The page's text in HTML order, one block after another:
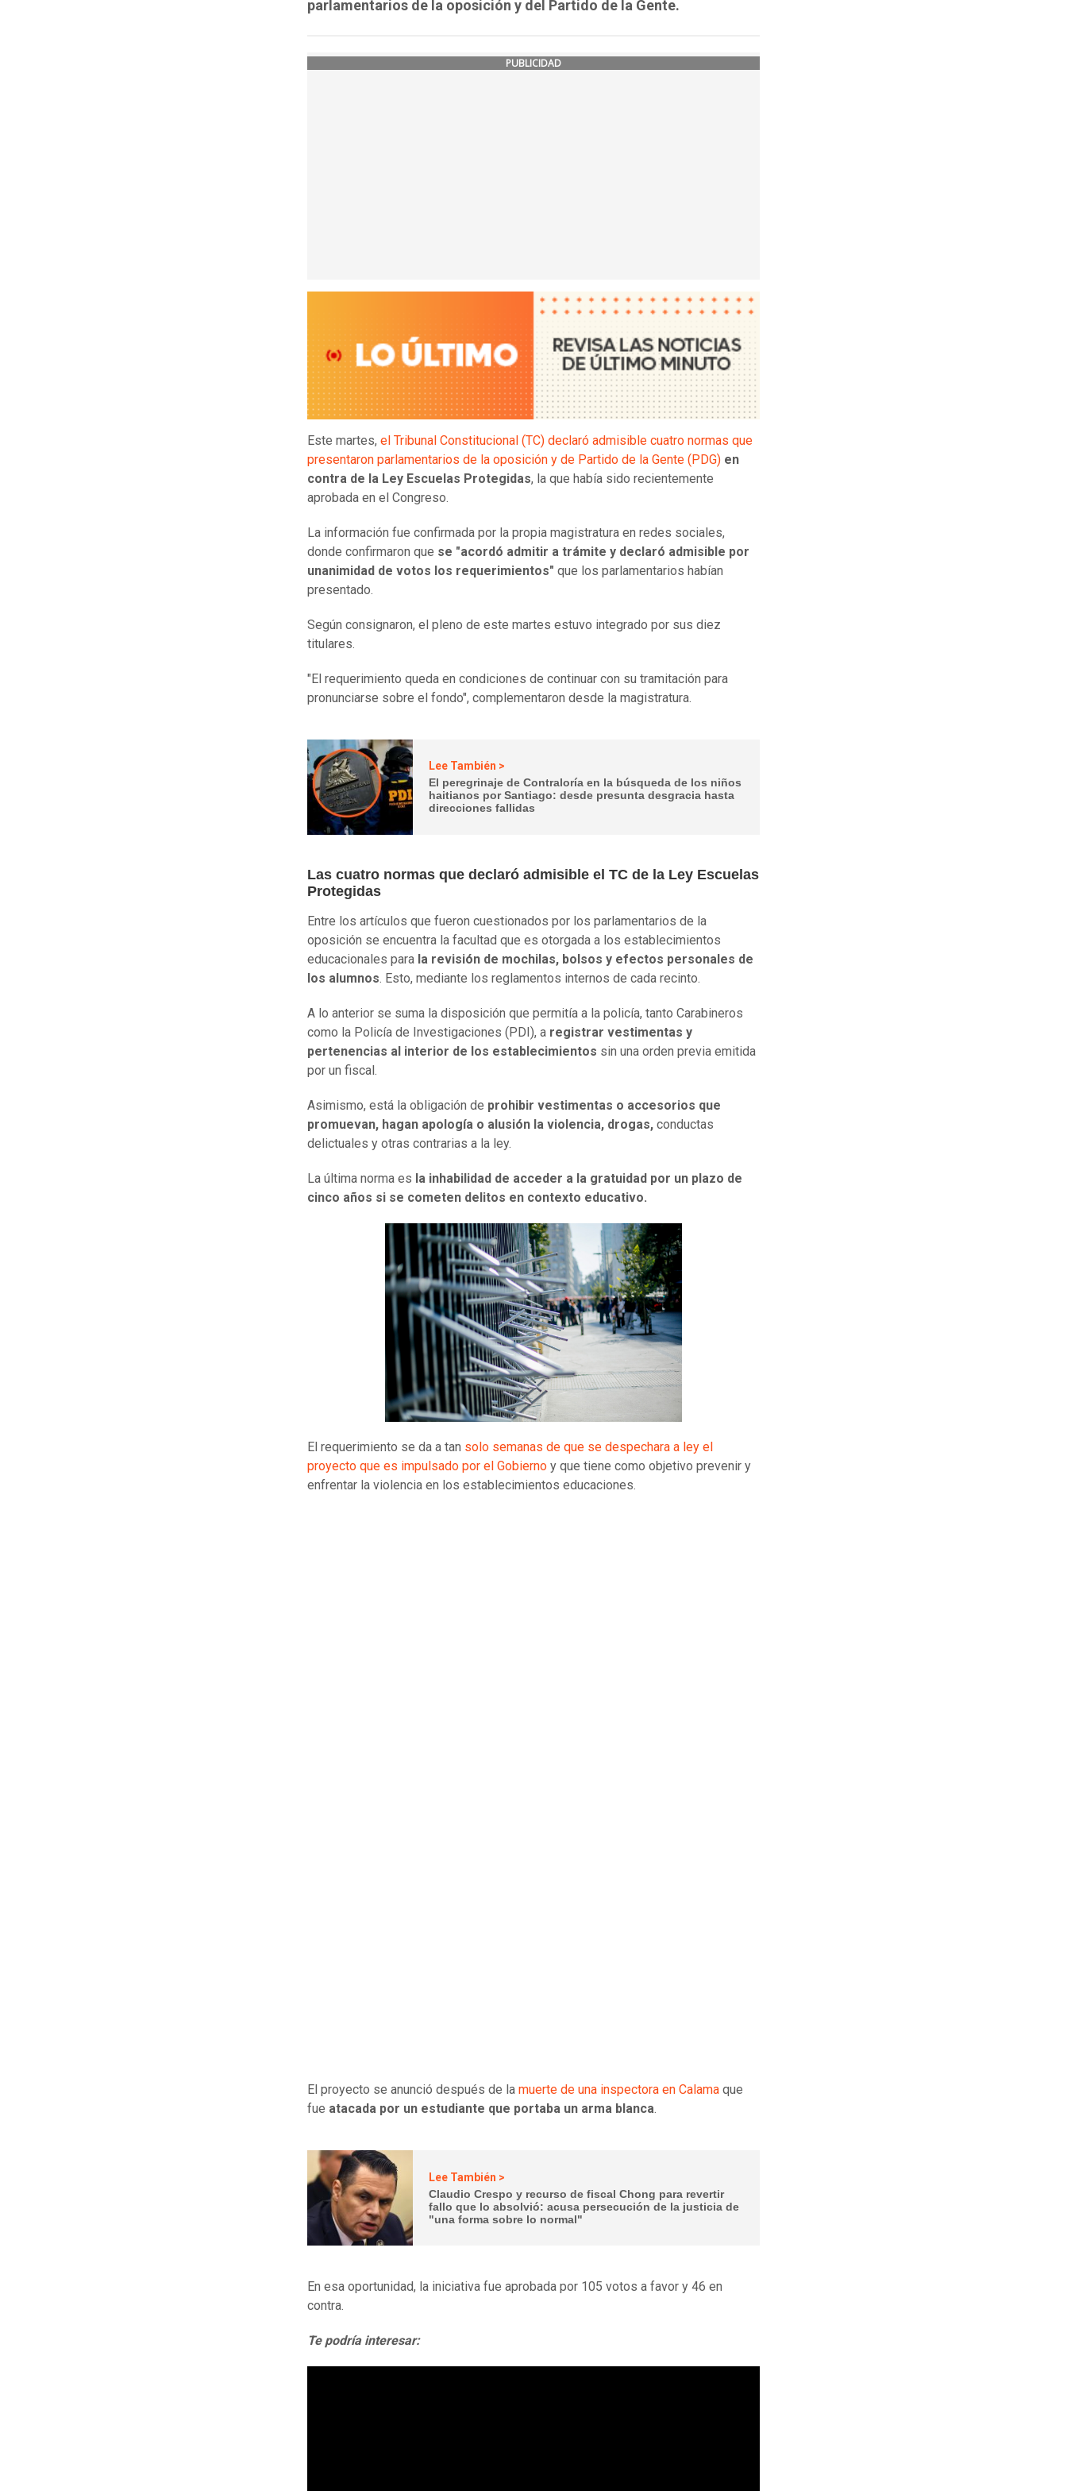
parlamentarios de la oposición y del Partido de la Gente.
PUBLICIDAD
Este martes, el Tribunal Constitucional (TC) declaró admisible cuatro normas que
presentaron parlamentarios de la oposición y de Partido de la Gente (PDG) en
contra de la Ley Escuelas Protegidas, la que había sido recientemente
aprobada en el Congreso.
La información fue confirmada por la propia magistratura en redes sociales,
donde confirmaron que se "acordó admitir a trámite y declaró admisible por
unanimidad de votos los requerimientos" que los parlamentarios habían
presentado.
Según consignaron, el pleno de este martes estuvo integrado por sus diez
titulares.
"El requerimiento queda en condiciones de continuar con su tramitación para
pronunciarse sobre el fondo", complementaron desde la magistratura.
Lee También >
El peregrinaje de Contraloría en la búsqueda de los niños
haitianos por Santiago: desde presunta desgracia hasta
direcciones fallidas
Las cuatro normas que declaró admisible el TC de la Ley Escuelas
Protegidas
Entre los artículos que fueron cuestionados por los parlamentarios de la
oposición se encuentra la facultad que es otorgada a los establecimientos
educacionales para la revisión de mochilas, bolsos y efectos personales de
los alumnos . Esto, mediante los reglamentos internos de cada recinto.
A lo anterior se suma la disposición que permitía a la policía, tanto Carabineros
como la Policía de Investigaciones (PDI), a registrar vestimentas y
pertenencias al interior de los establecimientos sin una orden previa emitida
por un fiscal.
Asimismo, está la obligación de prohibir vestimentas o accesorios que
promuevan, hagan apología o alusión la violencia, drogas, conductas
delictuales y otras contrarias a la ley.
La última norma es la inhabilidad de acceder a la gratuidad por un plazo de
cinco años si se cometen delitos en contexto educativo.
El requerimiento se da a tan solo semanas de que se despechara a ley el
proyecto que es impulsado por el Gobierno y que tiene como objetivo prevenir y
enfrentar la violencia en los establecimientos educaciones.
El proyecto se anunció después de la muerte de una inspectora en Calama que
fue atacada por un estudiante que portaba un arma blanca.
Lee También >
Claudio Crespo y recurso de fiscal Chong para revertir
fallo que lo absolvió: acusa persecución de la justicia de
"una forma sobre lo normal"
En esa oportunidad, la iniciativa fue aprobada por 105 votos a favor y 46 en
contra.
Te podría interesar: